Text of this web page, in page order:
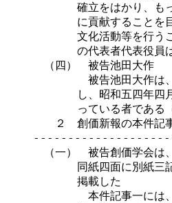
確立をはかり、もって
に貢献することを目的
文化活動等を行うこと
の代表者代表役員は森
（四）　被告池田大作
被告池田大作は、昭和
し、昭和五四年四月二
っている者である（
２　創価新報の本件記事
（一）　被告創価学会は
同紙四面に別紙三記載
掲載した
本件記事一には、「得